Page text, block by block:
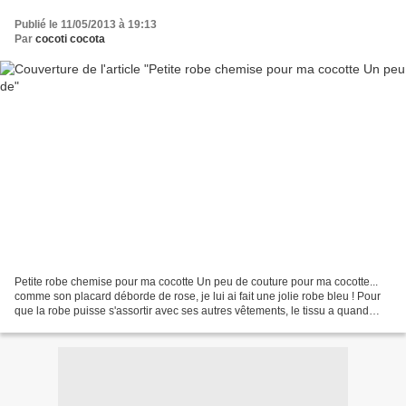
Publié le 11/05/2013 à 19:13
Par cocoti cocota
Petite robe chemise pour ma cocotte Un peu de couture pour ma cocotte...
comme son placard déborde de rose, je lui ai fait une jolie robe bleu ! Pour
que la robe puisse s'assortir avec ses autres vêtements, le tissu a quand